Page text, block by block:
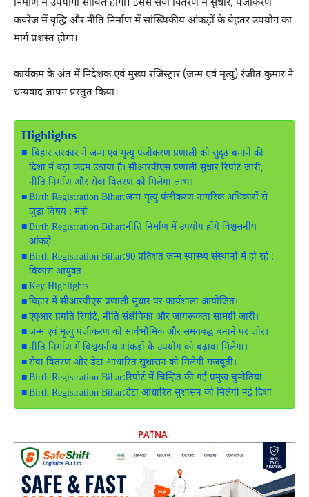
निर्माण में उपयोगी साबित होंगी। इससे सेवा वितरण में सुधार, पंजीकरण
कवरेज में वृद्धि और नीति निर्माण में सांख्यिकीय आंकड़ों के बेहतर उपयोग का
मार्ग प्रशस्त होगा।
कार्यक्रम के अंत में निदेशक एवं मुख्य रजिस्ट्रार (जन्म एवं मृत्यु) रंजीत कुमार ने
धन्यवाद ज्ञापन प्रस्तुत किया।
Highlights
बिहार सरकार ने जन्म एवं मृत्यु पंजीकरण प्रणाली को सुदृढ़ बनाने की
दिशा में बड़ा कदम उठाया है। सीआरवीएस प्रणाली सुधार रिपोर्ट जारी,
नीति निर्माण और सेवा वितरण को मिलेगा लाभ।
Birth Registration Bihar:जन्म-मृत्यु पंजीकरण नागरिक अधिकारों से
जुड़ा विषय : मंत्री
Birth Registration Bihar:नीति निर्माण में उपयोग होंगे विश्वसनीय
आंकड़े
Birth Registration Bihar:90 प्रतिशत जन्म स्वास्थ्य संस्थानों में हो रहे :
विकास आयुक्त
Key Highlights
बिहार में सीआरवीएस प्रणाली सुधार पर कार्यशाला आयोजित।
एएआर प्रगति रिपोर्ट, नीति संक्षेपिका और जागरूकता सामग्री जारी।
जन्म एवं मृत्यु पंजीकरण को सार्वभौमिक और समयबद्ध बनाने पर जोर।
नीति निर्माण में विश्वसनीय आंकड़ों के उपयोग को बढ़ावा मिलेगा।
सेवा वितरण और डेटा आधारित सुशासन को मिलेगी मजबूती।
Birth Registration Bihar:रिपोर्ट में चिन्हित की गईं प्रमुख चुनौतियां
Birth Registration Bihar:डेटा आधारित सुशासन को मिलेगी नई दिशा
PATNA